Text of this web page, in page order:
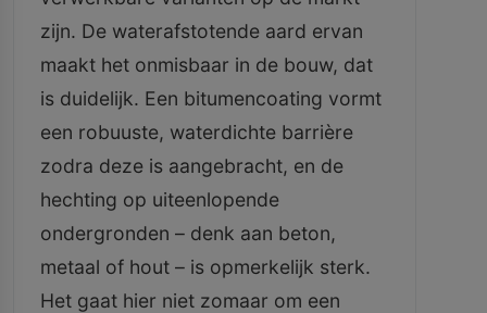
zijn. De waterafstotende aard ervan
maakt het onmisbaar in de bouw, dat
is duidelijk. Een bitumencoating vormt
een robuuste, waterdichte barrière
zodra deze is aangebracht, en de
hechting op uiteenlopende
ondergronden – denk aan beton,
metaal of hout – is opmerkelijk sterk.
Het gaat hier niet zomaar om een